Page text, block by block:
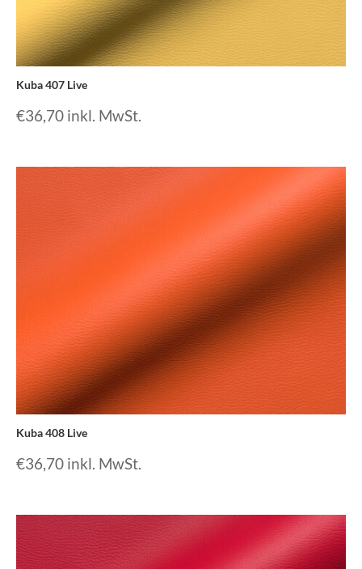
Kuba 407 Live
€36,70 inkl. MwSt.
Kuba 408 Live
€36,70 inkl. MwSt.